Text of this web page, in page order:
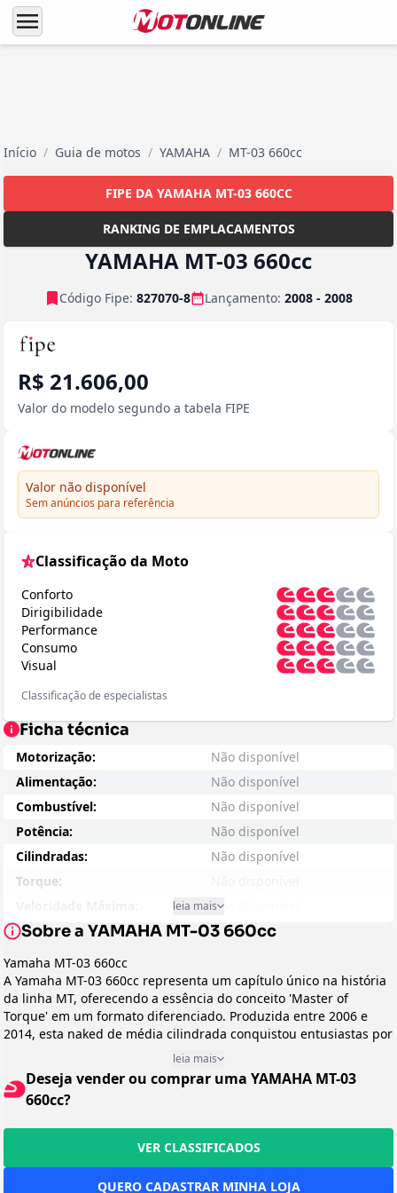
menu
Início / Guia de motos / YAMAHA / MT-03 660cc
FIPE DA YAMAHA MT-03 660CC
RANKING DE EMPLACAMENTOS
YAMAHA MT-03 660cc
Código Fipe: 827070-8 Lançamento: 2008 - 2008
R$ 21.606,00
Valor do modelo segundo a tabela FIPE
Valor não disponível
Sem anúncios para referência
Classificação da Moto
Conforto
Dirigibilidade
Performance
Consumo
Visual
Classificação de especialistas
Ficha técnica
Motorização:
Não disponível
Alimentação:
Não disponível
Combustível:
Não disponível
Potência:
Não disponível
Cilindradas:
Não disponível
Torque:
Não disponível
Consumo - Cidade:
Não disponível
Consumo - Estrada:
Entre-eixos:
Não disponível
Peso:
Não disponível
Suspensão Dianteira:
Não disponível
Não disponível
Freio:
Não disponível
Preço Sugerido:
Arrefecimento:
Não disponível
Peso em Movimento:
Não disponível
Não disponível
leia mais
Sobre a YAMAHA MT-03 660cc
Yamaha MT-03 660cc
A Yamaha MT-03 660cc representa um capítulo único na história
da linha MT, oferecendo a essência do conceito 'Master of
Torque' em um formato diferenciado. Produzida entre 2006 e
2014, esta naked de média cilindrada conquistou entusiastas por
combinar a simplicidade mecânica de um monocilíndrico com
uma personalidade urbana rebelde e versatilidade
surpreendente. Direcionada a motociclistas que buscavam uma
alternativa mais leve e minimalista às grandes nakeds, sem abrir
Pertencente à categoria naked (roadster), a MT-03 660cc
apresenta um visual despojado e funcional, com linhas
leia mais
Deseja vender ou comprar uma YAMAHA MT-03
660cc?
VER CLASSIFICADOS
QUERO CADASTRAR MINHA LOJA